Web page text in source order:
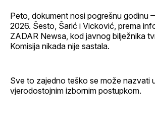
Peto, dokument nosi pogrešnu godinu
2026. Šesto, Šarić i Vicković, prema
ZADAR Newsa, kod javnog bilježnika
Komisija nikada nije sastala.
Sve to zajedno teško se može nazvati
vjerodostojnim izbornim postupkom.